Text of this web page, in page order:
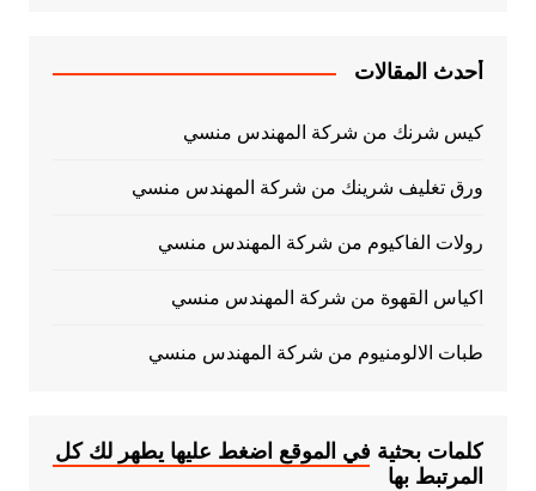
أحدث المقالات
كيس شرنك من شركة المهندس منسي
ورق تغليف شرينك من شركة المهندس منسي
رولات الفاكيوم من شركة المهندس منسي
اكياس القهوة من شركة المهندس منسي
طبات الالومنيوم من شركة المهندس منسي
كلمات بحثية في الموقع اضغط عليها يطهر لك كل
المرتبط بها